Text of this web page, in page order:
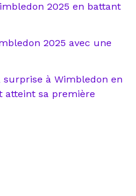
2025 en battant
2025 avec une
à Wimbledon en
atteint sa première